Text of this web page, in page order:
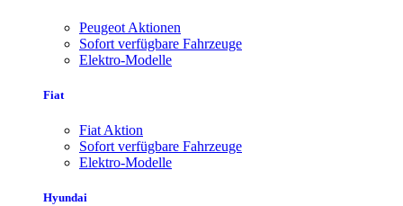
Peugeot Aktionen
Sofort verfügbare Fahrzeuge
Elektro-Modelle
Fiat
Fiat Aktion
Sofort verfügbare Fahrzeuge
Elektro-Modelle
Hyundai